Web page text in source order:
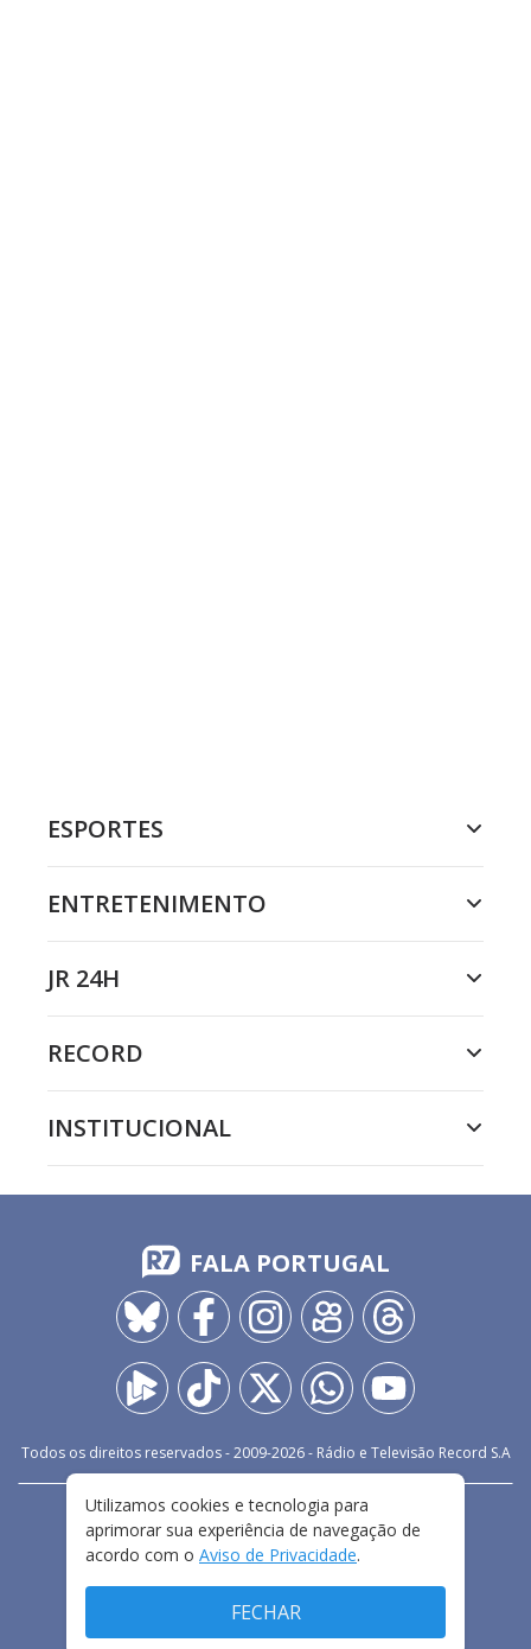
ESPORTES
ENTRETENIMENTO
JR 24H
RECORD
INSTITUCIONAL
FALA PORTUGAL
Todos os direitos reservados - 2009-2026- Rádio e Televisão Record S.A
FALE CONOSCO
PRIVACIDADE
TERMOS E CONDIÇÕES DE USO
Utilizamos cookies e tecnologia para
aprimorar sua experiência de navegação de
acordo com o Aviso de Privacidade.
FECHAR